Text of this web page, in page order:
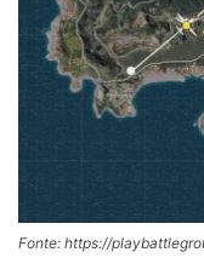
Fonte: https://